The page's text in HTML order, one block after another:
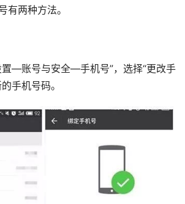
有两种方法。
—账号与安全—手机号”，选择“更改手
手机号码。